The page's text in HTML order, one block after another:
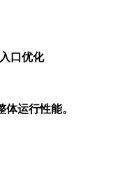
口优化
运行性能。